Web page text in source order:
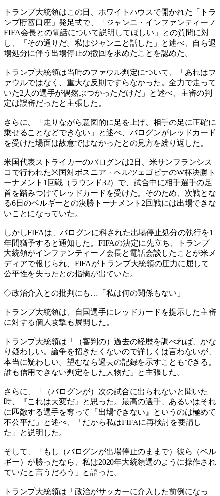
トランプ大統領はこの日、ホワイトハウスで開かれた「トラ
ンプ貯蓄口座」発足式で、「ジャンニ・インファンティーノ
FIFA会長との電話について説明してほしい」との質問に対
し、「その通りだ。私はジャンニと話した」と述べ、自ら退
場処分に伴う出場停止の撤回を求めたことを認めた。
トランプ大統領は当時のファウル判定について、「あれはフ
ァウルではなく、重大な反則ですらなかった。全力で走って
いた2人の選手が偶然ぶつかっただけだ」と述べ、主審の判
定は誤審だったと主張した。
さらに、「走りながら意図的に足を上げ、相手の足に正確に
乗せることなどできない」と述べ、バログンがレッドカード
を受けた場面は故意ではなかったとの見方を繰り返した。
米国代表ストライカーのバログンは2日、米サンフランシス
コで行われた米国対ボスニア・ヘルツェゴビナのW杯決勝ト
ーナメント1回戦（ラウンド32）で、試合中に相手選手の足
首を踏みつけてレッドカードを受けた。そのため、次戦とな
る6日のベルギーとの決勝トーナメント2回戦には出場できな
いことになっていた。
しかしFIFAは、バログンに科された出場停止処分の執行を1
年間猶予すると通知した。FIFAの決定に先立ち、トランプ
大統領がインファンティーノ会長と電話会談したことが米メ
ディアで報じられ、FIFAがトランプ大統領の圧力に屈して
公平性を失ったとの指摘が出ていた。
◇政治介入との批判にも…「私は何の関係もない」
トランプ大統領は、自国選手にレッドカードを提示した主審
に対する個人攻撃も展開した。
トランプ大統領は「（審判の）過去の経歴を調べれば、かな
り疑わしい。論争を招きたくないので詳しくは言わないが、
本当に疑わしい。望むなら過去の記録を示すこともできる。
誰も信用できない判定をした人物だ」と主張した。
さらに、「（バログンが）次の試合に出られないと聞いた
時、『これは大変だ』と思った。最高の選手、あるいはそれ
に匹敵する選手を奪って『出場できない』というのは極めて
不公平だ」と述べ、「だから私はFIFAに再検討を要請し
た」と説明した。
そして、「もし（バログンが出場停止のままで）彼ら（ベル
ギー）が勝ったなら、私は2020年大統領選のように操作され
ていたと言うだろう」と語った。
トランプ大統領は「政治がサッカーに介入した前例になっ